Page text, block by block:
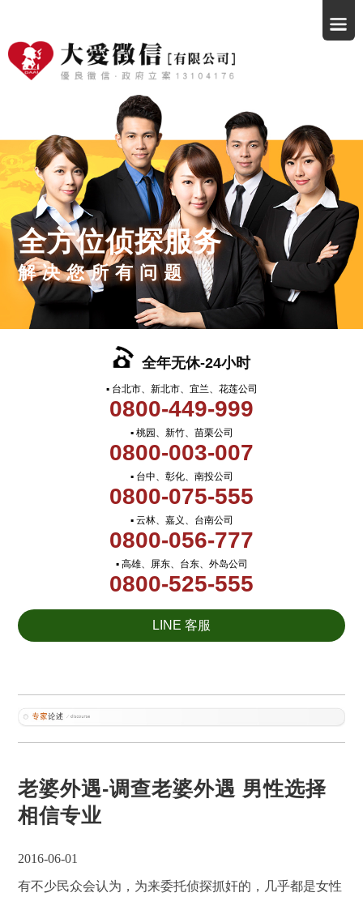
全方位侦探服务
解决您所有问题
全年无休-24小时
▪ 台北市、新北市、宜兰、花莲公司
0800-449-999
▪ 桃园、新竹、苗栗公司
0800-003-007
▪ 台中、彰化、南投公司
0800-075-555
▪ 云林、嘉义、台南公司
0800-056-777
▪ 高雄、屏东、台东、外岛公司
0800-525-555
LINE 客服
老婆外遇-调查老婆外遇 男性选择
相信专业
2016-06-01
有不少民众会认为，为来委托侦探抓奸的，几乎都是女性